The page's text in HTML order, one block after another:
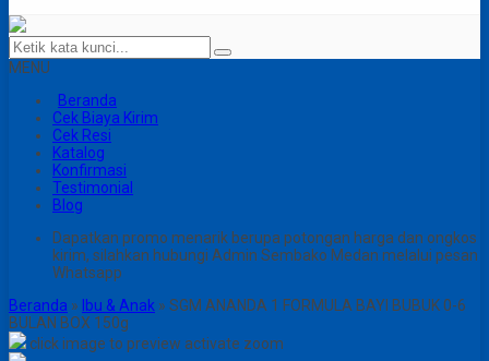
MENU
Beranda
Cek Biaya Kirim
Cek Resi
Katalog
Konfirmasi
Testimonial
Blog
Dapatkan promo menarik berupa potongan harga dan ongkos
kirim, silahkan hubungi Admin Sembako Medan melalui pesan
Whatsapp
Beranda » Ibu & Anak » SGM ANANDA 1 FORMULA BAYI BUBUK 0-6
BULAN BOX 150g
click image to preview activate zoom